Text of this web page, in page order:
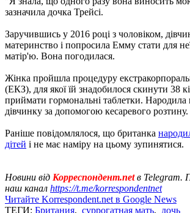
зазначила дочка Трейсі.
Заручившись у 2016 році з чоловіком,
материнство і попросила Емму стати для
матір'ю. Вона погодилася.
Жінка пройшла процедуру
(ЕКЗ), для якої їй знадобилося скинути 38
приймати гормональні таблетки. Народила
дівчинку за допомогою кесаревого розтину.
Раніше повідомлялося, що британка
дітей і не має наміру на цьому зупинятися.
Новини від Корреспондент.netв Telegram.
наш канал https://t.me/korrespondentnet
Читайте Korrespondent.net в Google News
ТЕГИ: Британия, суррогатная мать, дочь